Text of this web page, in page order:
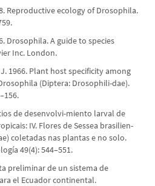
Reproductive ecology of Drosophila.
Drosophila. A guide to species
Inc. London.
1966. Plant host specificity among
(Diptera: Drosophili-dae).
de desenvolvi-miento larval de
IV. Flores de Sessea brasilien-
coletadas nas plantas e no solo.
49(4): 544–551.
preliminar de un sistema de
el Ecuador continental.